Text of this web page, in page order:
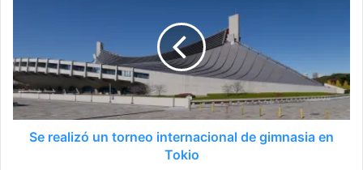
Se realizó un torneo internacional de gimnasia en
Tokio